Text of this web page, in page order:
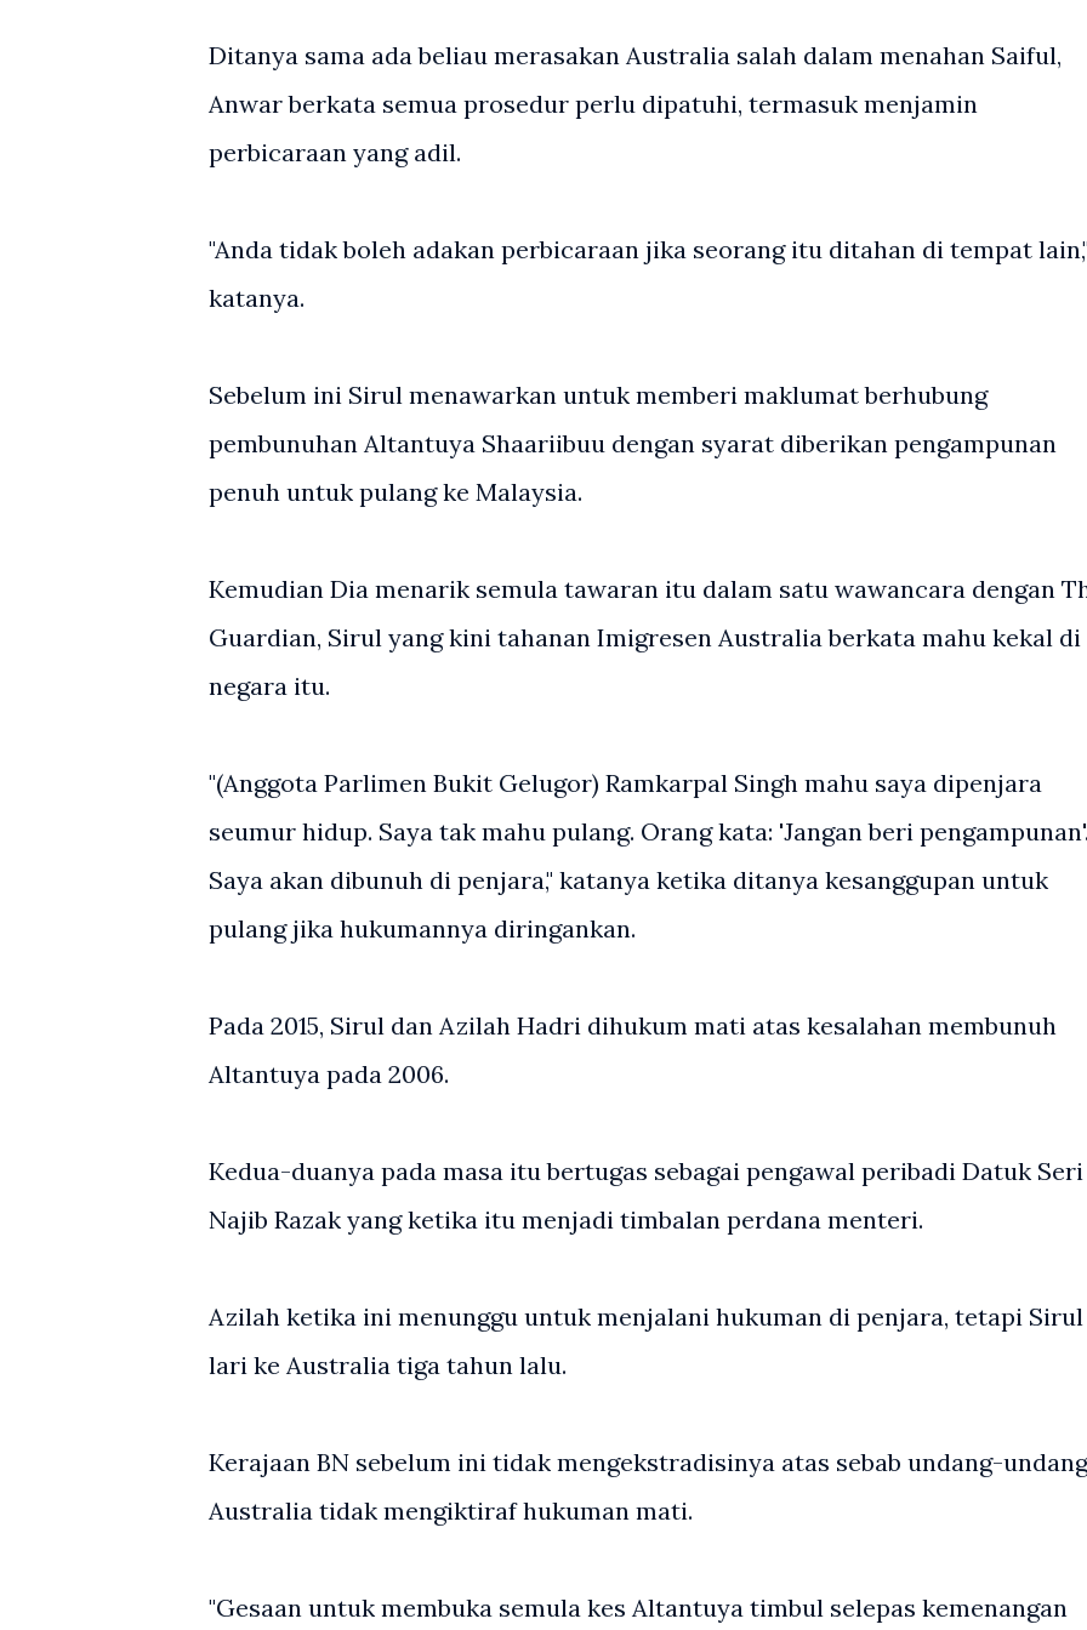
Ditanya sama ada beliau merasakan Australia salah dalam menahan Saiful,
Anwar berkata semua prosedur perlu dipatuhi, termasuk menjamin
perbicaraan yang adil.
"Anda tidak boleh adakan perbicaraan jika seorang itu ditahan di tempat
katanya.
Sebelum ini Sirul menawarkan untuk memberi maklumat berhubung
pembunuhan Altantuya Shaariibuu dengan syarat diberikan pengampunan
penuh untuk pulang ke Malaysia.
Kemudian Dia menarik semula tawaran itu dalam satu wawancara dengan
Guardian, Sirul yang kini tahanan Imigresen Australia berkata mahu kekal di
negara itu.
"(Anggota Parlimen Bukit Gelugor) Ramkarpal Singh mahu saya dipenjara
seumur hidup. Saya tak mahu pulang. Orang kata: 'Jangan beri
Saya akan dibunuh di penjara," katanya ketika ditanya kesanggupan untuk
pulang jika hukumannya diringankan.
Pada 2015, Sirul dan Azilah Hadri dihukum mati atas kesalahan membunuh
Altantuya pada 2006.
Kedua-duanya pada masa itu bertugas sebagai pengawal peribadi Datuk Seri
Najib Razak yang ketika itu menjadi timbalan perdana menteri.
Azilah ketika ini menunggu untuk menjalani hukuman di penjara, tetapi Sirul
lari ke Australia tiga tahun lalu.
Kerajaan BN sebelum ini tidak mengekstradisinya atas sebab undang-undang
Australia tidak mengiktiraf hukuman mati.
"Gesaan untuk membuka semula kes Altantuya timbul selepas kemenangan